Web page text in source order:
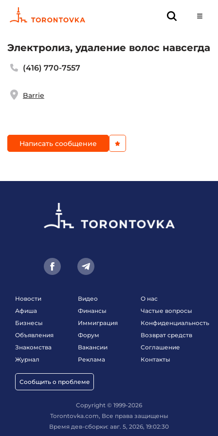
Электролиз, удаление волос навсегда
(416) 770-7557
Barrie
Написать сообщение
Новости
Афиша
Бизнесы
Объявления
Знакомства
Журнал
Сообщить о проблеме
Видео
Финансы
Иммиграция
Форум
Вакансии
Реклама
О нас
Частые вопросы
Конфиденциальность
Возврат средств
Соглашение
Контакты
Copyright © 1999-2026
Torontovka.com, Все права защищены
Время дев-сборки: авг. 5, 2026, 19:02:30